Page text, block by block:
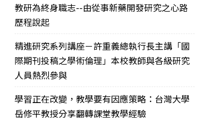
教研為終身職志--由從事新藥開發研究之心路
歷程說起
精進研究系列講座－許重義總執行長主講「國
際期刊投稿之學術倫理」本校教師與各級研究
人員熱烈參與
學習正在改變，教學要有因應策略：台灣大學
岳修平教授分享翻轉課堂教學經驗